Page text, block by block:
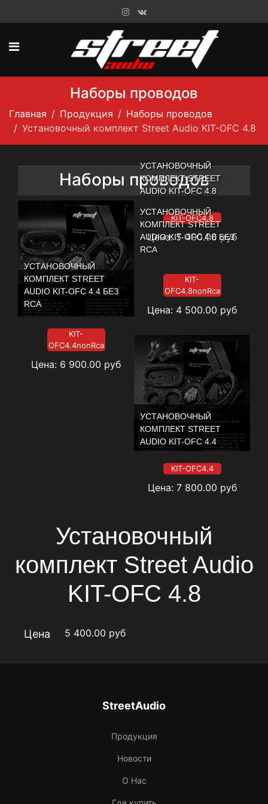
Наборы проводов
Главная Продукция
Наборы проводов
Установочный комплект Street Audio KIT-OFC 4.8
Наборы проводов
УСТАНОВОЧНЫЙ
КОМПЛЕКТ STREET
AUDIO KIT-OFC 4.4 БЕЗ
RCA
KIT-
OFC4.4nonRca
Цена: 6 900.00 руб
УСТАНОВОЧНЫЙ
КОМПЛЕКТ STREET
AUDIO KIT-OFC 4.8
KIT-OFC4.8
Цена: 5 400.00 руб
УСТАНОВОЧНЫЙ
КОМПЛЕКТ STREET
AUDIO KIT-OFC 4.8 БЕЗ
RCA
KIT-
OFC4.8nonRca
Цена: 4 500.00 руб
УСТАНОВОЧНЫЙ
КОМПЛЕКТ STREET
AUDIO KIT-OFC 4.4
KIT-OFC4.4
Цена: 7 800.00 руб
Установочный
комплект Street Audio
KIT-OFC 4.8
Цена 5 400.00 руб
StreetAudio
Продукция
Новости
О Нас